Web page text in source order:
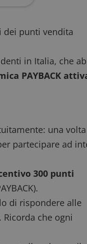
dei punti vendita
in Italia, che
PAYBACK
una volta
partecipare ad
300 punti
di rispondere alle
che ogni